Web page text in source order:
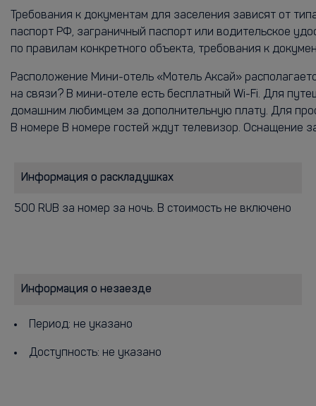
Требования к документам для заселения зависят от
паспорт РФ, заграничный паспорт или водительское
по правилам конкретного объекта, требования к
Расположение Мини-отель «Мотель Аксай»
на связи? В мини-отеле есть бесплатный Wi-Fi. Для
домашним любимцем за дополнительную плату. Для
В номере В номере гостей ждут телевизор. Оснащение
Информация о раскладушках
500 RUB за номер за ночь. В стоимость не включено
Информация о незаезде
Период: не указано
Доступность: не указано